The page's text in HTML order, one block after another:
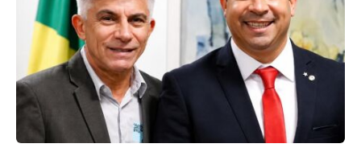
para possibilitar que aquelas pessoas que
não possam pagar possam ter acesso a esse
tipo de serviço", afirmou.
Segundo a deputada Benedita da Silva (PT-
RJ), o projeto cuida das pessoas com
comprometimento neurológico.